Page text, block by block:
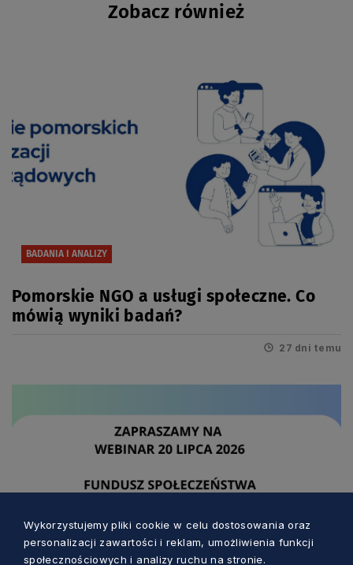
Zobacz również
BADANIA I ANALIZY
Pomorskie NGO a usługi społeczne. Co
mówią wyniki badań?
27 dni temu
Wykorzystujemy pliki cookie w celu dostosowania oraz
personalizacji zawartości i reklam, umożliwienia funkcji
społecznościowych i analizy ruchu na stronie.